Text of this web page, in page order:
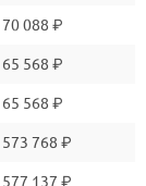
70 088 ₽
65 568 ₽
65 568 ₽
573 768 ₽
577 137 ₽